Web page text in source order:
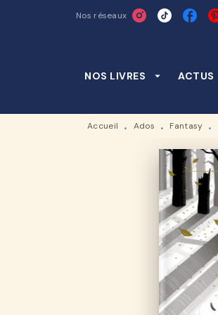
RECHERCHE
Nos réseaux
NOS LIVRES arrow_drop_down ACTUS
Accueil • Ados • Fantasy •